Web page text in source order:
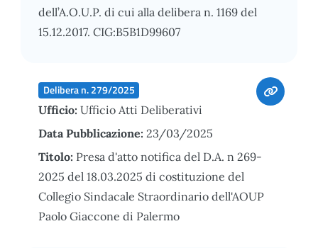
dell’A.O.U.P. di cui alla delibera n. 1169 del
15.12.2017. CIG:B5B1D99607
Delibera n. 279/2025
Ufficio: Ufficio Atti Deliberativi
Data Pubblicazione: 23/03/2025
Titolo: Presa d'atto notifica del D.A. n 269-
2025 del 18.03.2025 di costituzione del
Collegio Sindacale Straordinario dell'AOUP
Paolo Giaccone di Palermo